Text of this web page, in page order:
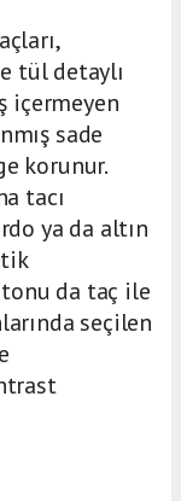
tül detaylı
içermeyen
sade
korunur.
tacı
ya da altın
da taç ile
seçilen